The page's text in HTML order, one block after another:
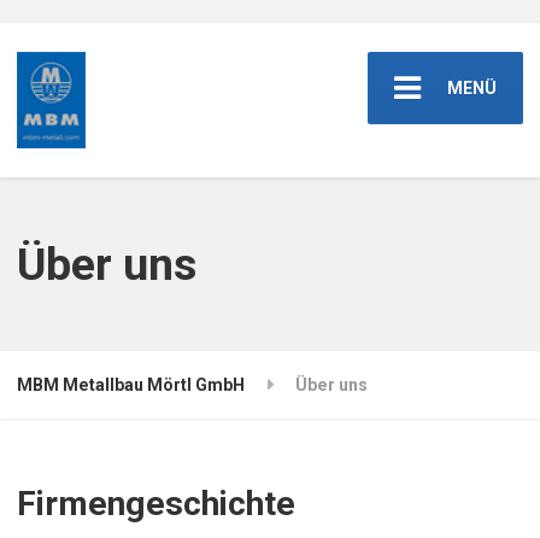
MENÜ
Über uns
MBM Metallbau Mörtl GmbH Über uns
Firmengeschichte